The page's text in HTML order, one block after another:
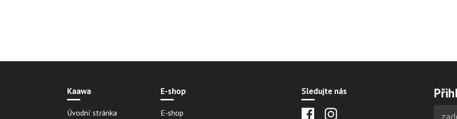
Kaawa
Úvodní stránka
E-shop
E-shop
Sledujte nás